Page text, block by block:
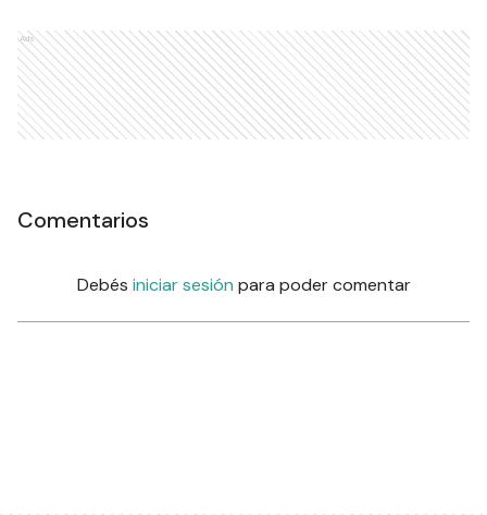
Ads
Comentarios
Debés iniciar sesión para poder comentar